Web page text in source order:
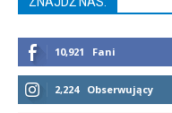
10,921 Fani
2,224 Obserwujący